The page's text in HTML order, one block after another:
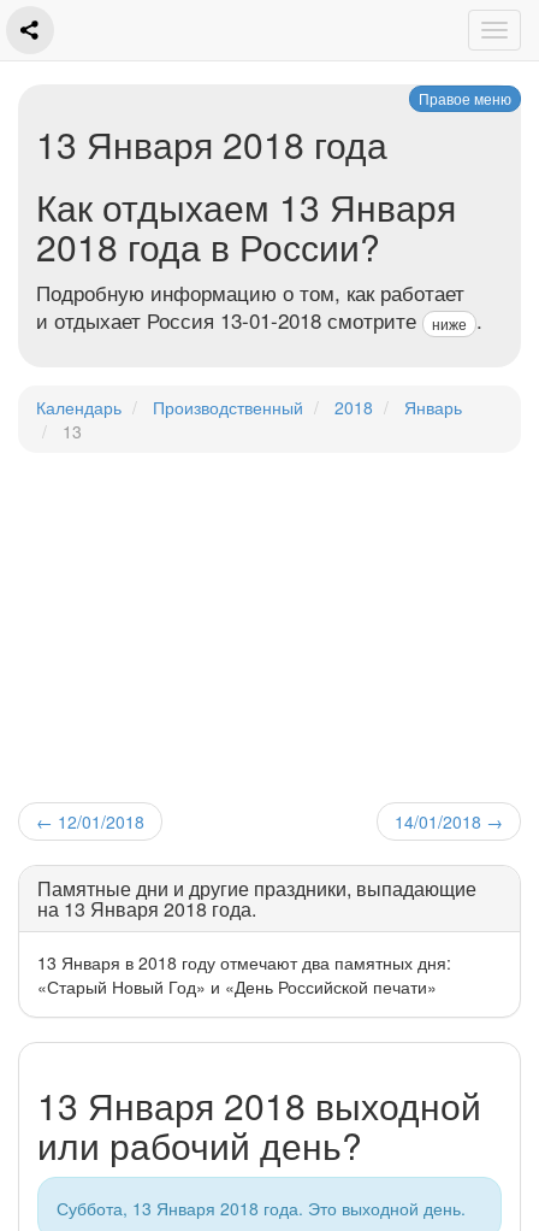
Правое меню
13 Января 2018 года
Как отдыхаем 13 Января
2018 года в России?
Подробную информацию о том, как работает
и отдыхает Россия 13-01-2018 смотрите
ниже .
Календарь Производственный 2018
Январь
13
← 12/01/2018 14/01/2018 →
Памятные дни и другие праздники, выпадающие
на 13 Января 2018 года.
13 Января в 2018 году отмечают два памятных дня:
«Старый Новый Год» и «День Российской печати»
13 Января 2018 выходной
или рабочий день?
Суббота, 13 Января 2018 года. Это выходной день.